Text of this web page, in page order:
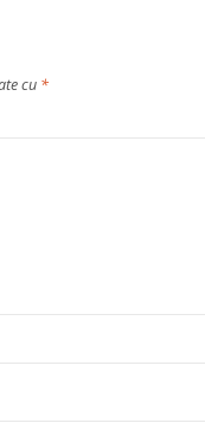
cu *